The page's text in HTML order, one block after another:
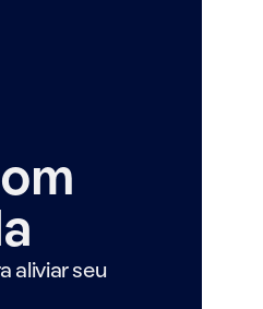
aliviar seu